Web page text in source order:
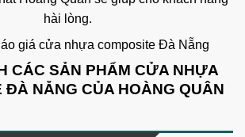
hài lòng.
giá cửa nhựa composite Đà Nẵng
CÁC SẢN PHẨM CỬA NHỰA
ĐÀ NẴNG CỦA HOÀNG QUÂN